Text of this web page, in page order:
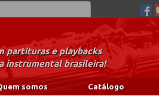
partituras e playbacks
instrumental brasileira!
somos Catálogo